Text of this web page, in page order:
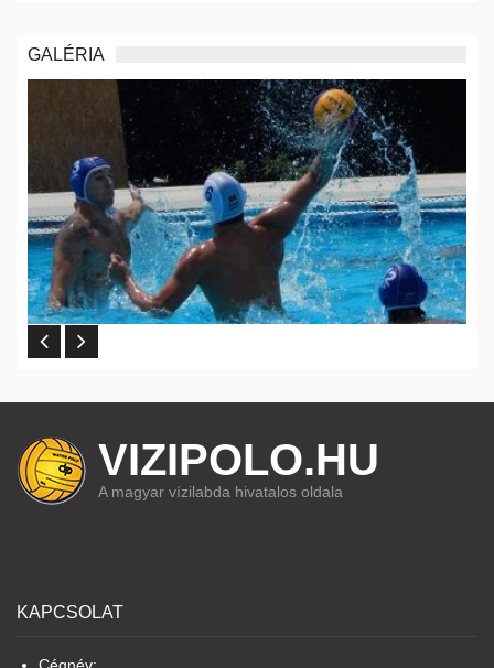
GALÉRIA
VIZIPOLO.HU
A magyar vízilabda hivatalos oldala
KAPCSOLAT
Cégnév: .......